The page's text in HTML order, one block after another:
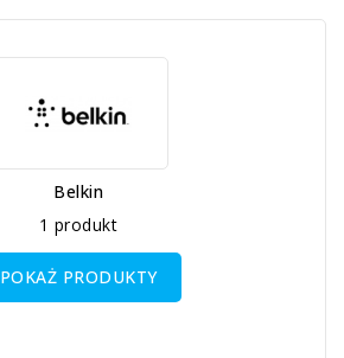
Belkin
1 produkt
POKAŻ PRODUKTY